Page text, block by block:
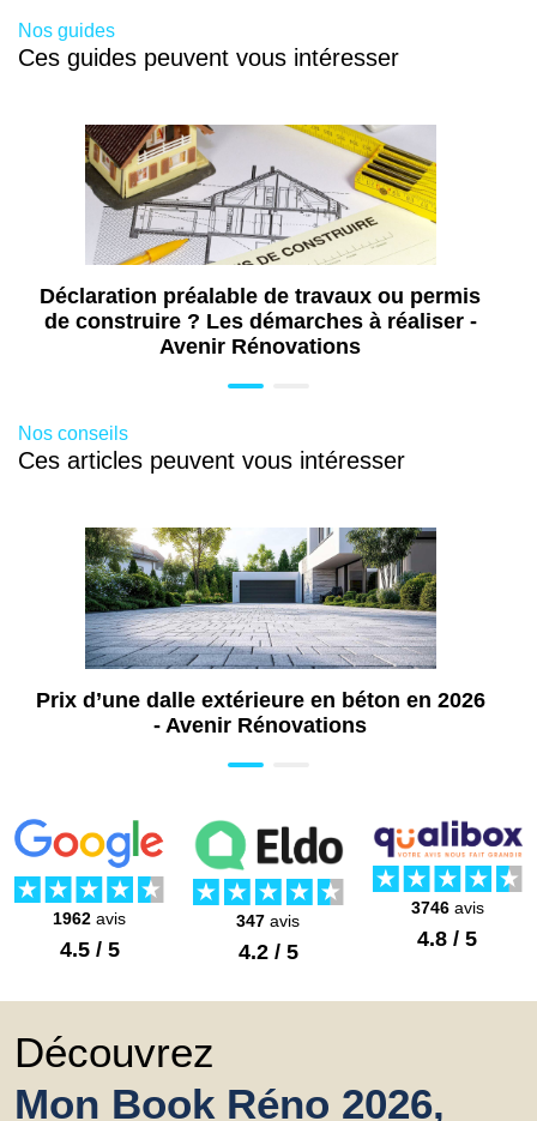
Nos guides
Ces guides peuvent vous intéresser
Déclaration préalable de travaux ou permis
de construire ? Les démarches à réaliser -
Avenir Rénovations
Nos conseils
Ces articles peuvent vous intéresser
Prix d’une dalle extérieure en béton en 2026
- Avenir Rénovations
1962 avis
4.5 / 5
347 avis
4.2 / 5
3746avis
4.8 / 5
Découvrez
Mon Book Réno 2026,